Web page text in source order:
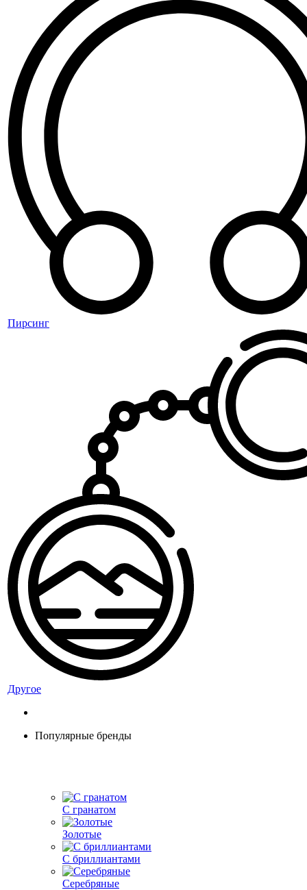
Пирсинг
Другое
Популярные бренды
С гранатом
Золотые
С бриллиантами
Серебряные